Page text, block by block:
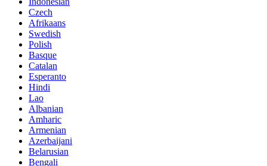
Czech
Afrikaans
Swedish
Polish
Basque
Catalan
Esperanto
Hindi
Lao
Albanian
Amharic
Armenian
Azerbaijani
Belarusian
Bengali